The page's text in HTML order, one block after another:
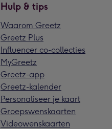
Hulp & tips
Waarom Greetz
Greetz Plus
Influencer co-collecties
MyGreetz
Greetz-app
Greetz-kalender
Personaliseer je kaart
Groepswenskaarten
Videowenskaarten